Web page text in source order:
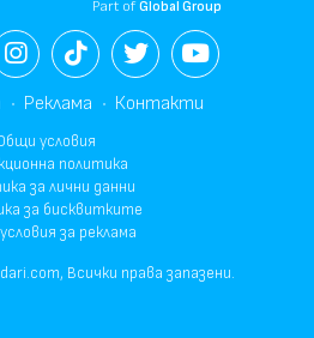
Part ofGlobal Group
Реклама Контакти
условия
политика
за лични данни
за бисквитките
за реклама
Всички права запазени.